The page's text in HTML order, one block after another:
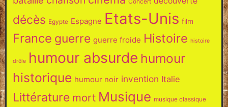
Concert
décès Egypte Espagne Etats-Unis film
France guerre guerre froide Histoire histoire
drôle humour absurde humour
historique humour noir invention Italie
Littérature mort Musique musique classique